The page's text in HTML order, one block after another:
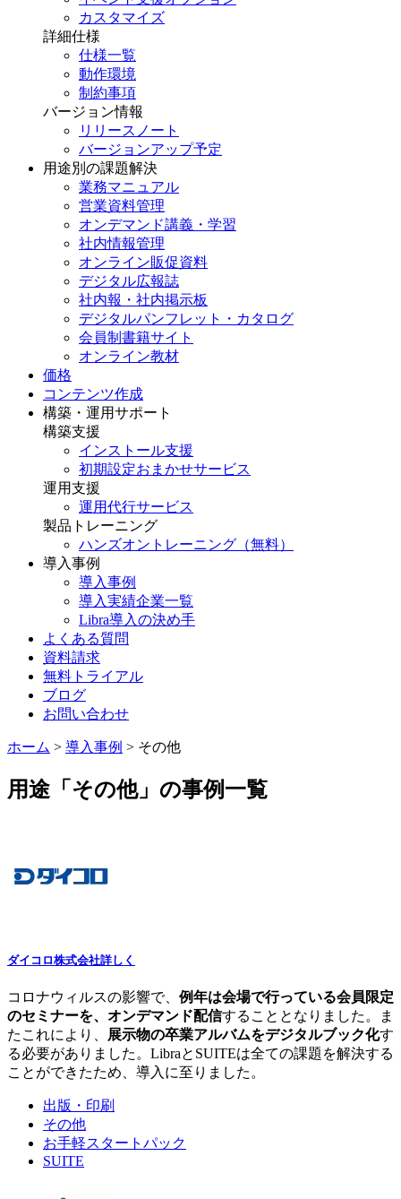
カスタマイズ
詳細仕様
仕様一覧
動作環境
制約事項
バージョン情報
リリースノート
バージョンアップ予定
用途別の課題解決
業務マニュアル
営業資料管理
オンデマンド講義・学習
社内情報管理
オンライン販促資料
デジタル広報誌
社内報・社内掲示板
デジタルパンフレット・カタログ
会員制書籍サイト
オンライン教材
価格
コンテンツ作成
構築・運用サポート
構築支援
インストール支援
初期設定おまかせサービス
運用支援
運用代行サービス
製品トレーニング
ハンズオントレーニング（無料）
導入事例
導入事例
導入実績企業一覧
Libra導入の決め手
よくある質問
資料請求
無料トライアル
ブログ
お問い合わせ
ホーム > 導入事例 > その他
用途「その他」の事例一覧
ダイコロ株式会社詳しく
コロナウィルスの影響で、 例年は会場で行っている会員限定
のセミナーを、オンデマンド配信することとなりました。ま
たこれにより、
展示物の卒業アルバムをデジタルブック化す
る必要がありました。LibraとSUITEは全ての課題を解決する
ことができたため、導入に至りました。
出版・印刷
その他
お手軽スタートパック
SUITE